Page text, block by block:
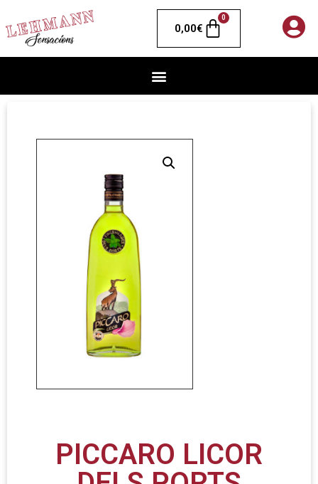
0,00€
0
PICCARO LICOR